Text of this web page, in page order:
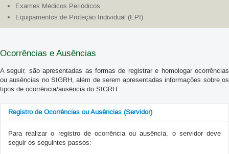
Exames Médicos Periódicos
Equipamentos de Proteção Individual (EPI)
Ocorrências e Ausências
A seguir, são apresentadas as formas de registrar e homologar ocorrências
ou ausências no SIGRH, além de serem apresentadas informações sobre os
tipos de ocorrência/ausência do SIGRH.
Registro de Ocorrências ou Ausências (Servidor)
Para realizar o registro de ocorrência ou ausência, o servidor deve
seguir os seguintes passos: